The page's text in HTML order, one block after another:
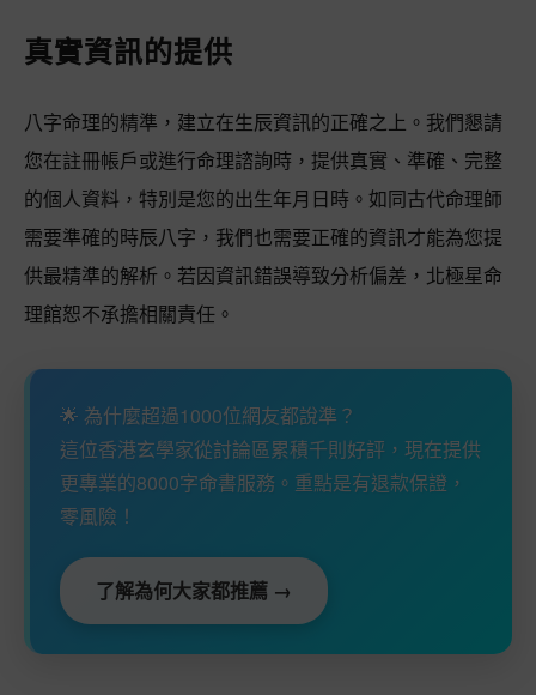
真實資訊的提供
八字命理的精準，建立在生辰資訊的正確之上。我們懇請
您在註冊帳戶或進行命理諮詢時，提供真實、準確、完整
的個人資料，特別是您的出生年月日時。如同古代命理師
需要準確的時辰八字，我們也需要正確的資訊才能為您提
供最精準的解析。若因資訊錯誤導致分析偏差，北極星命
理館恕不承擔相關責任。
🌟 為什麼超過1000位網友都說準？
這位香港玄學家從討論區累積千則好評，現在提供
更專業的8000字命書服務。重點是有退款保證，
零風險！
了解為何大家都推薦 →